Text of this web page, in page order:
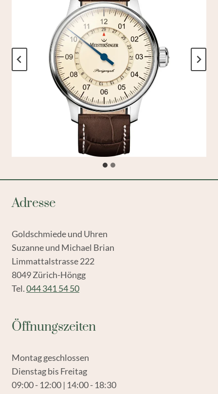
Adresse
Goldschmiede und Uhren
Suzanne und Michael Brian
Limmattalstrasse 222
8049 Zürich-Höngg
Tel.044 341 54 50
Öffnungszeiten
Montag geschlossen
Dienstag bis Freitag
09:00 - 12:00 | 14:00 - 18:30